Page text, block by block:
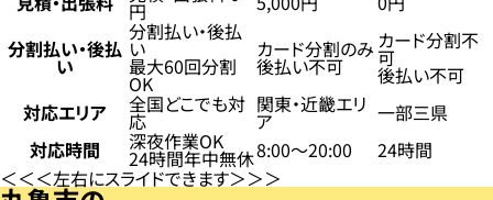
円
分割払い・後払
い
分割払い・後払
い
最大60回分割
OK
カード分割のみ
後払い不可
カード分割不
可
後払い不可
対応エリア
全国どこでも対
応
関東・近畿エリ
ア
一部三県
対応時間
深夜作業OK
24時間年中無休8:00〜20:00
24時間
左右にスライドできます